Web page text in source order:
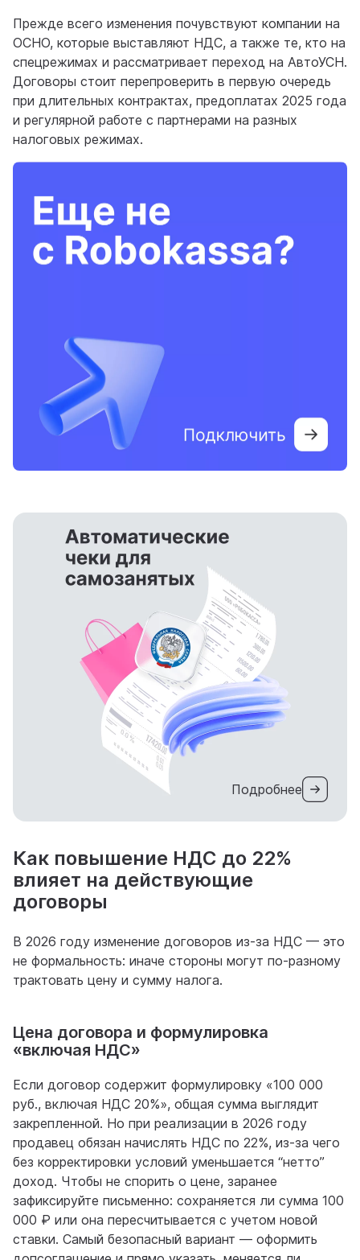
Прежде всего изменения почувствуют компании на
ОСНО, которые выставляют НДС, а также те, кто на
спецрежимах и рассматривает переход на АвтоУСН.
Договоры стоит перепроверить в первую очередь
при длительных контрактах, предоплатах 2025 года
и регулярной работе с партнерами на разных
налоговых режимах.
Подробнее
Как повышение НДС до 22%
влияет на действующие
договоры
В 2026 году изменение договоров из-за НДС — это
не формальность: иначе стороны могут по-разному
трактовать цену и сумму налога.
Цена договора и формулировка
«включая НДС»
Если договор содержит формулировку «100 000
руб., включая НДС 20%», общая сумма выглядит
закрепленной. Но при реализации в 2026 году
продавец обязан начислять НДС по 22%, из-за чего
без корректировки условий уменьшается “нетто”
доход. Чтобы не спорить о цене, заранее
зафиксируйте письменно: сохраняется ли сумма 100
000 ₽ или она пересчитывается с учетом новой
ставки. Самый безопасный вариант — оформить